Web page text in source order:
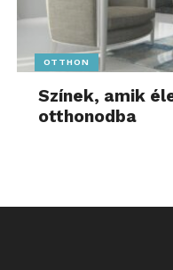
OTTHON
Színek, amik
otthonodba